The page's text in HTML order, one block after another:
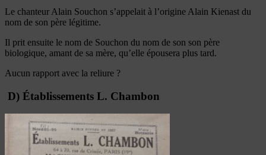
Le chanteur Alain Souchon s’appelait à l’origine Alain Kienast du
nom de son père légitime.
Il prit ensuite le nom de Souchon du nom de son son père
biologique, amant de sa mère, qu’elle épousera plus tard.
Aucun rapport avec la reliure ?
D) Établissements L. Chambon